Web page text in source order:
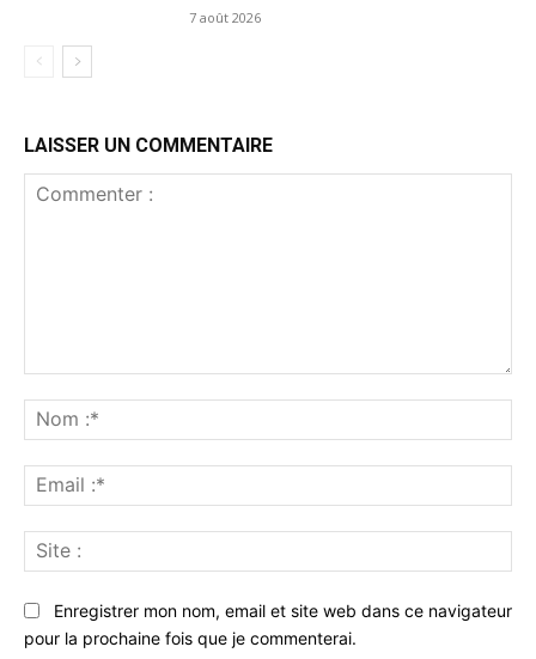
7 août 2026
LAISSER UN COMMENTAIRE
:*
:*
:
Enregistrer mon nom, email et site web dans ce navigateur
pour la prochaine fois que je commenterai.